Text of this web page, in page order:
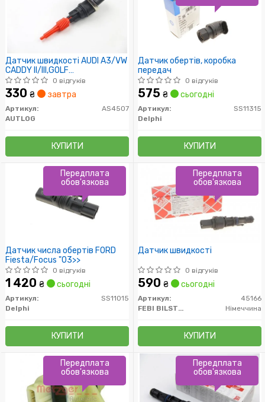
Датчик швидкості AUDI A3/VW
CADDY II/III,GOLF
II/III/IV/V,PASSAT 1.4-3.2 84-
0 відгуків
330 ₴ завтра
Артикул:
AS4507
AUTLOG
КУПИТИ
Датчик обертів, коробка
передач
0 відгуків
575 ₴ сьогодні
Артикул:
SS11315
Delphi
КУПИТИ
Датчик числа обертів FORD
Fiesta/Focus "03>>
0 відгуків
1 420 ₴ сьогодні
Артикул:
SS11015
Delphi
КУПИТИ
Передплата
обов'язкова
Датчик швидкості
0 відгуків
590 ₴ сьогодні
Артикул:
45166
FEBI BILSTEIN
Німеччина
КУПИТИ
Передплата
обов'язкова
Передплата
обов'язкова
Передплата
обов'язкова